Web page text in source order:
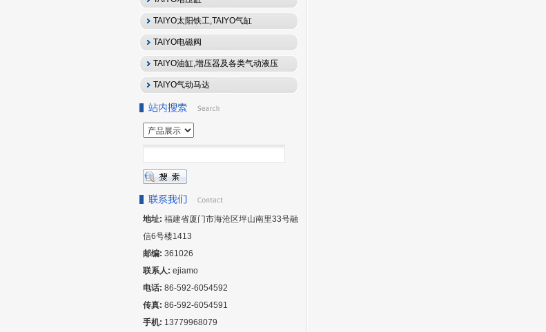
TAIYO太阳铁工,TAIYO气缸
TAIYO电磁阀
TAIYO油缸,增压器及各类气动液压
元件
TAIYO气动马达
地址: 福建省厦门市海沧区坪山南里33号融
信6号楼1413
邮编: 361026
联系人: ejiamo
电话: 86-592-6054592
传真: 86-592-6054591
手机: 13779968079